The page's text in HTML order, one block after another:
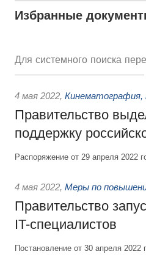
Избранные
Для системного поиска
4 мая 2022, Кинематография,
Правительство
поддержку
Распоряжение от 29 апреля 2022
4 мая 2022, Меры по
Правительство
IT-специалистов
Постановление от 30 апреля